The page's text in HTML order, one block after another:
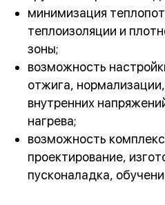
минимизация
теплоизоляции и
зоны;
возможность
отжига,
внутренних
нагрева;
возможность
проектирование,
пусконаладка,